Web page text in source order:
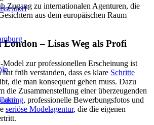
Zugang zu internationalen Agenturen, die
aus dem europäischen Raum
– Lisas Weg als Profi
zur professionellen Erscheinung ist
früh verstanden, dass es klare Schritte
die man konsequent gehen muss. Dazu
die Zusammenstellung einer überzeugenden
, professionelle Bewerbungsfotos und
seriöse Modelagentur, die die eigenen